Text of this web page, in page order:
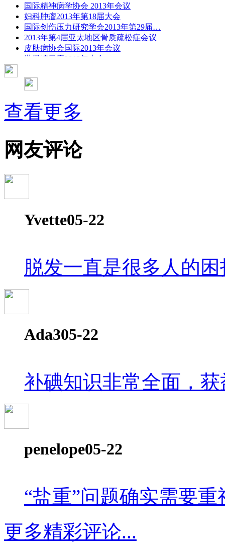
国际精神病学协会 2013年会议
妇科肿瘤2013年第18届大会
国际创伤压力研究学会2013年第29届…
2013年第4届亚太地区骨质疏松症会议
皮肤病协会国际2013年会议
世界糖尿病2013年大会
彭晓霞---诊断试验的Meta分析
武姗姗---累积Meta分析和TSA分析
孙凤---Network Meta分析
杨智荣---Cochrane综述实战经验分享
杨祖耀---疾病频率资料的Meta分析
查看更多
网友评论
Yvette05-22
脱发一直是很多人的
Ada305-22
补碘知识非常全面，
penelope05-22
“盐重”问题确实需要重
更多精彩评论...